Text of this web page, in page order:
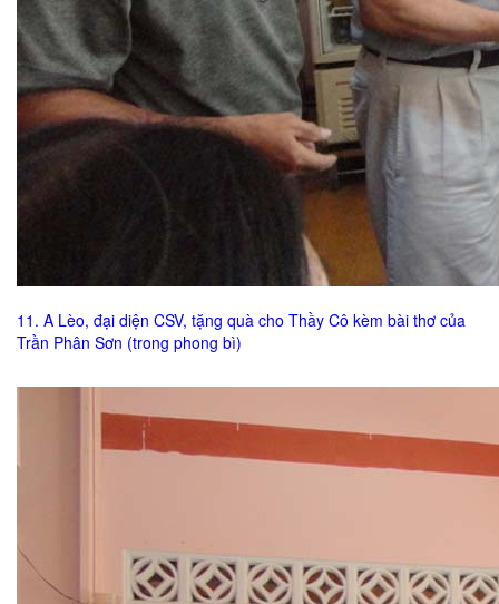
11. A Lèo, đại diện CSV, tặng quà cho Thầy Cô kèm bài thơ của
Trần Phân Sơn (trong phong bì)